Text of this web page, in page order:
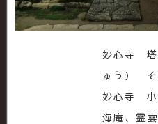
妙心寺 塔
ゅう）
妙心寺
海庵、霊